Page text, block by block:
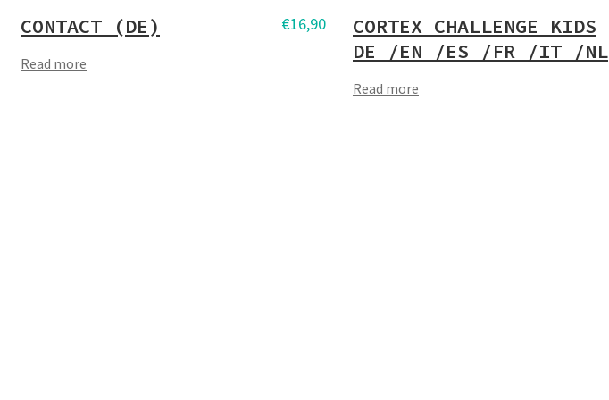
CONTACT (DE)
Read more
€16,90
CORTEX CHALLENGE KIDS
DE /EN /ES /FR /IT /NL
Read more